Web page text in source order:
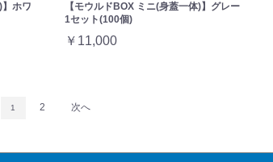
】ホワ
【モウルドBOX ミニ(身蓋一体)】グレー
1セット(100個)
￥11,000
1 2 次へ